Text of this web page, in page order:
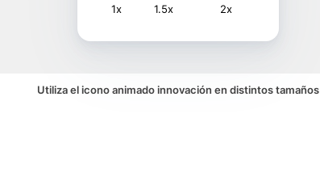
1x 1.5x 2x
Utiliza el icono animado innovación en distintos tamaños